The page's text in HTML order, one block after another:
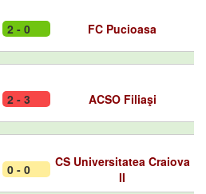
2 - 0 FC Pucioasa
2 - 3 ACSO Filiaşi
0 - 0
CS Universitatea Craiova
II